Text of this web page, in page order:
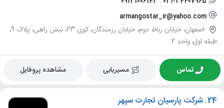
armangostar_ir@yahoo.com
اصفهان، خیابان رباط دوم، خیابان رزمندگان، کوی 23، نبش راهی، پلاک 9،
طبقه اول، واحد 2
تماس مسیریابی مشاهده پروفایل
24. شرکت پارسیان تجارت سپهر